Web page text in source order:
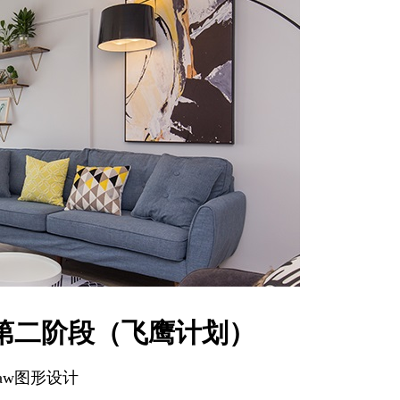
二阶段（飞鹰计划）
图形设计